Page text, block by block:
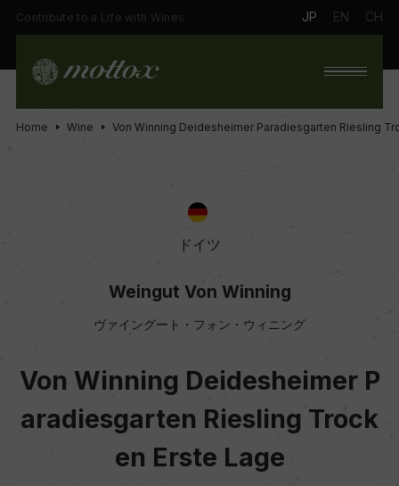
Contribute to a Life with Wines. JP EN CH
Home Wine Von Winning Deidesheimer Paradiesgarten Riesling
ドイツ
Weingut Von Winning
ヴァイングート・フォン・ウィニング
Von Winning Deidesheimer P
aradiesgarten Riesling Trock
en Erste Lage